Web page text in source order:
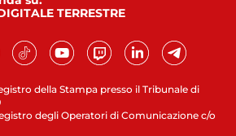
della Stampa presso il Tribunale di
degli Operatori di Comunicazione c/o
TERRESTRE